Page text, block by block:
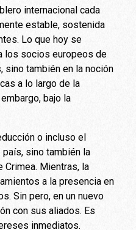
internacional cada
estable, sostenida
Lo que hoy se
los socios europeos de
sino también en la noción
a lo largo de la
bajo la
o incluso el
sino también la
Mientras, la
a la presencia en
Sin pero, en un nuevo
con sus aliados. Es
inmediatos.